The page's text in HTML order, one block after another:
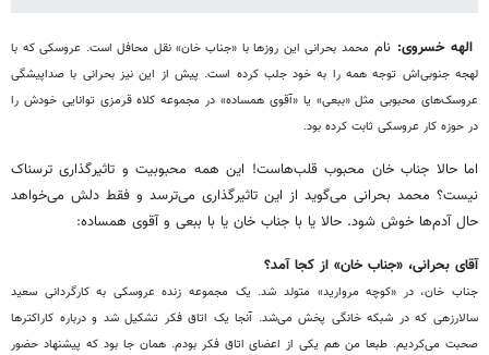
الهه خسروی: نام محمد بحرانی این روزها با «جناب خان» نقل محافل است. عروسکی که با
لهجه جنوبیاش توجه همه را به خود جلب کرده است. پیش از این نیز بحرانی با صداپیشگی
عروسکهای محبوبی مثل«ببعی» یا«آقوی همساده» در مجموعه کلاه قرمزی توانایی خودش را
در حوزه کار عروسکی ثابت کرده بود.
اما حالا جناب خان محبوب قلبهاست! این همه محبوبیت و تاثیرگذاری ترسناک
نیست؟ محمد بحرانی میگوید از این تاثیرگذاری میترسد و فقط دلش میخواهد
حال آدمها خوش شود. حالا یا با جناب خان یا با ببعی و آقوی همساده:
آقای بحرانی، «جناب خان»‌ از کجا آمد؟
جناب خان، در «کوچه مروارید» متولد شد. یک مجموعه زنده عروسکی به کارگردانی سعید
سالارزهی که در شبکه خانگی پخش میشد. آنجا یک اتاق فکر تشکیل شد و درباره کاراکترها
صحبت میکردیم. طبعا من هم یکی از اعضای اتاق فکر بودم. همان جا بود که پیشنهاد حضور